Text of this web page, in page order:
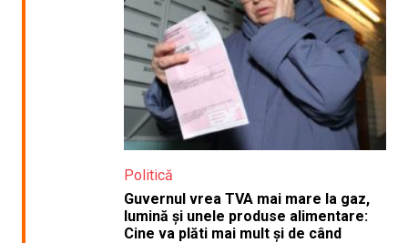
Politică
Guvernul vrea TVA mai mare la gaz,
lumină și unele produse alimentare:
Cine va plăti mai mult și de când